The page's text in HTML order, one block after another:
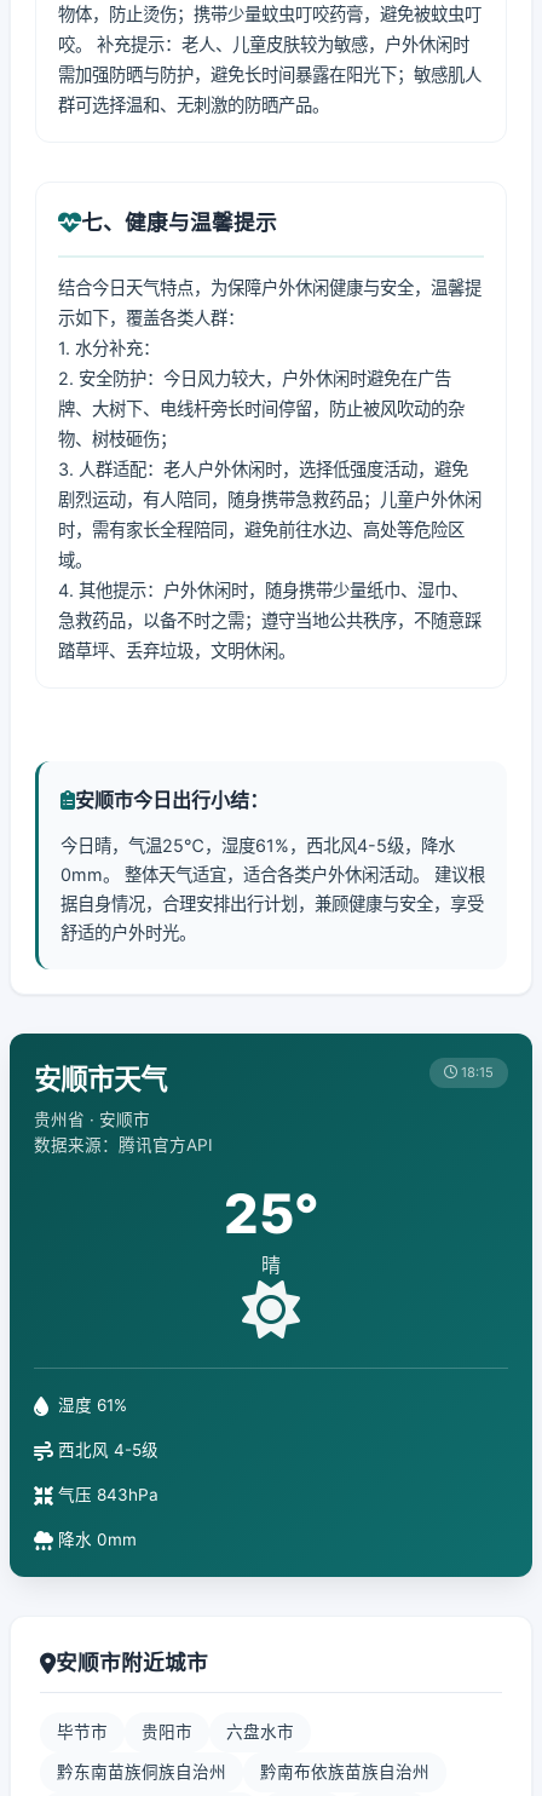
物体，防止烫伤；携带少量蚊虫叮咬药膏，避免被蚊虫叮
咬。 补充提示：老人、儿童皮肤较为敏感，户外休闲时
需加强防晒与防护，避免长时间暴露在阳光下；敏感肌人
群可选择温和、无刺激的防晒产品。
七、健康与温馨提示
结合今日天气特点，为保障户外休闲健康与安全，温馨提
示如下，覆盖各类人群：
1. 水分补充：
2. 安全防护：今日风力较大，户外休闲时避免在广告
牌、大树下、电线杆旁长时间停留，防止被风吹动的杂
物、树枝砸伤；
3. 人群适配：老人户外休闲时，选择低强度活动，避免
剧烈运动，有人陪同，随身携带急救药品；儿童户外休闲
时，需有家长全程陪同，避免前往水边、高处等危险区
域。
4. 其他提示：户外休闲时，随身携带少量纸巾、湿巾、
急救药品，以备不时之需；遵守当地公共秩序，不随意踩
踏草坪、丢弃垃圾，文明休闲。
安顺市今日出行小结：
今日晴，气温25℃，湿度61%，西北风4-5级，降水
0mm。 整体天气适宜，适合各类户外休闲活动。 建议根
据自身情况，合理安排出行计划，兼顾健康与安全，享受
舒适的户外时光。
安顺市天气
贵州省 · 安顺市
数据来源：腾讯官方API
18:15
25°
晴
湿度 61%
西北风 4-5级
气压 843hPa
降水 0mm
安顺市附近城市
毕节市 贵阳市 六盘水市
黔东南苗族侗族自治州 黔南布依族苗族自治州